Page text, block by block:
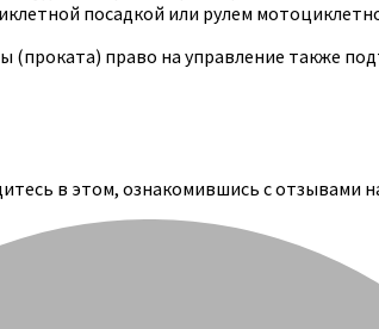
посадкой или рулем
право на управление также
в этом, ознакомившись с отзывами